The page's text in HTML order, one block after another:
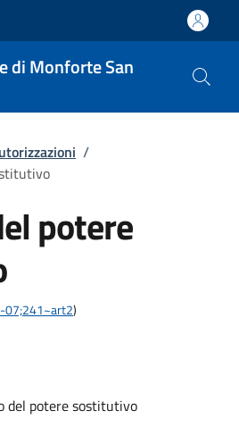
di Monforte San
/
potere
07;241~art2)
del potere sostitutivo